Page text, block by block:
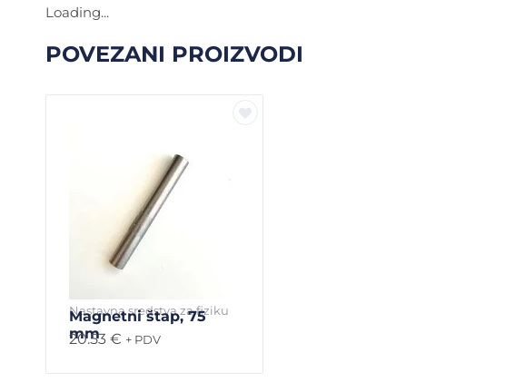
Loading...
POVEZANI PROIZVODI
Nastavna sredstva za fiziku
Magnetni štap, 75
mm
20.53 € + PDV